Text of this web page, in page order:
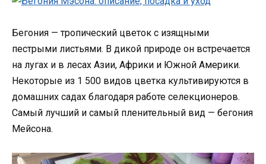
Бегония — тропический цветок с изящными
пестрыми листьями. В дикой природе он встречается
на лугах и в лесах Азии, Африки и Южной Америки.
Некоторые из 1 500 видов цветка культивируются в
домашних садах благодаря работе селекционеров.
Самый лучший и самый пленительный вид — бегония
Мейсона.